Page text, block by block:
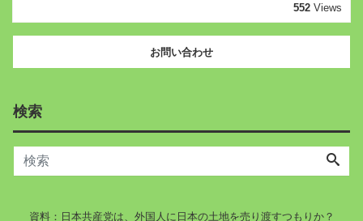
552 Views
お問い合わせ
検索
資料：日本共産党は、外国人に日本の土地を売り渡すつもりか？